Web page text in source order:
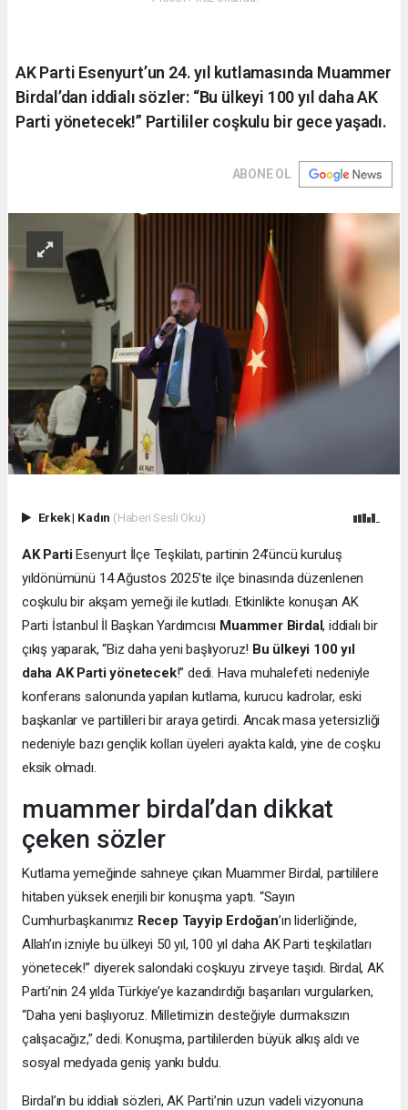
AK Parti Esenyurt’un 24. yıl kutlamasında Muammer
Birdal’dan iddialı sözler: “Bu ülkeyi 100 yıl daha AK
Parti yönetecek!” Partililer coşkulu bir gece yaşadı.
ABONE OL
Erkek| Kadın (Haberi Sesli Oku)
AK PartiEsenyurt İlçe Teşkilatı, partinin 24’üncü kuruluş
yıldönümünü 14 Ağustos 2025’te ilçe binasında düzenlenen
coşkulu bir akşam yemeği ile kutladı. Etkinlikte konuşan AK
Parti İstanbul İl Başkan Yardımcısı Muammer Birdal, iddialı bir
çıkış yaparak, “Biz daha yeni başlıyoruz! Bu ülkeyi 100 yıl
daha AK Parti yönetecek!” dedi. Hava muhalefeti nedeniyle
konferans salonunda yapılan kutlama, kurucu kadrolar, eski
başkanlar ve partilileri bir araya getirdi. Ancak masa yetersizliği
nedeniyle bazı gençlik kolları üyeleri ayakta kaldı, yine de coşku
eksik olmadı.
muammer birdal’dan dikkat
çeken sözler
Kutlama yemeğinde sahneye çıkan Muammer Birdal, partililere
hitaben yüksek enerjili bir konuşma yaptı. “Sayın
Cumhurbaşkanımız Recep Tayyip Erdoğan’ın liderliğinde,
Allah’ın izniyle bu ülkeyi 50 yıl, 100 yıl daha AK Parti teşkilatları
yönetecek!” diyerek salondaki coşkuyu zirveye taşıdı. Birdal, AK
Parti’nin 24 yılda Türkiye’ye kazandırdığı başarıları vurgularken,
“Daha yeni başlıyoruz. Milletimizin desteğiyle durmaksızın
çalışacağız,” dedi. Konuşma, partililerden büyük alkış aldı ve
sosyal medyada geniş yankı buldu.
Birdal’ın bu iddialı sözleri, AK Parti’nin uzun vadeli vizyonuna